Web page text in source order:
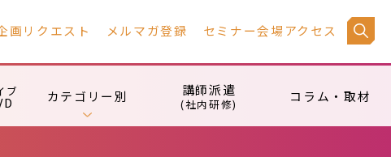
画リクエスト メルマガ登録 セミナー会場アクセス
ブ カテゴリー別 講師派遣
(社内研修) コラム・取材